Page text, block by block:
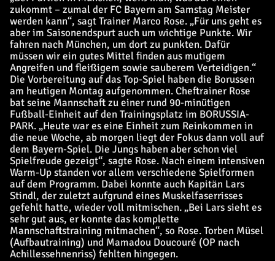
zukommt – zumal der FC Bayern am Samstag Meister
werden kann“, sagt Trainer Marco Rose. „Für uns geht es
aber im Saisonendspurt auch um wichtige Punkte. Wir
fahren nach München, um dort zu punkten. Dafür
müssen wir ein gutes Mittel finden aus mutigem
Angreifen und fleißigem sowie sauberem Verteidigen.“
Die Vorbereitung auf das Top-Spiel haben die Borussen
am heutigen Montag aufgenommen. Cheftrainer Rose
bat seine Mannschaft zu einer rund 90-minütigen
Fußball-Einheit auf den Trainingsplatz im BORUSSIA-
PARK. „Heute war es eine Einheit zum Reinkommen in
die neue Woche, ab morgen liegt der Fokus dann voll auf
dem Bayern-Spiel. Die Jungs haben aber schon viel
Spielfreude gezeigt“, sagte Rose. Nach einem intensiven
Warm-Up standen vor allem verschiedene Spielformen
auf dem Programm. Dabei konnte auch Kapitän Lars
Stindl, der zuletzt aufgrund eines Muskelfaserrisses
gefehlt hatte, wieder voll mitmischen. „Bei Lars sieht es
sehr gut aus, er konnte das komplette
Mannschaftstraining mitmachen“, so Rose. Torben Müsel
(Aufbautraining) und Mamadou Doucouré (OP nach
Achillessehnenriss) fehlten hingegen.